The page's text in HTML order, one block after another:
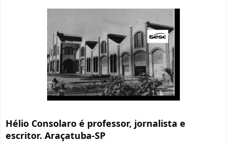
Hélio Consolaro é professor, jornalista e
escritor. Araçatuba-SP